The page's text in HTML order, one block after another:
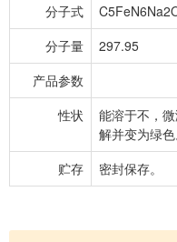
分子式
分子量
297.95
产品参数
性状
能溶于不，
解并变为绿
贮存
密封保存。